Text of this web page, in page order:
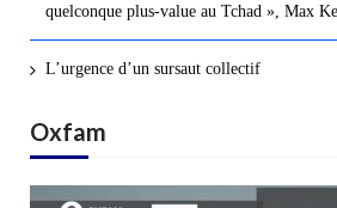
quelconque plus-value au Tchad », Max
L’urgence d’un sursaut collectif
Oxfam